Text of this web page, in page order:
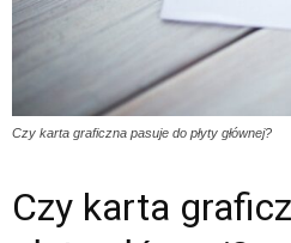
Czy karta graficzna pasuje do płyty głównej?
Czy karta